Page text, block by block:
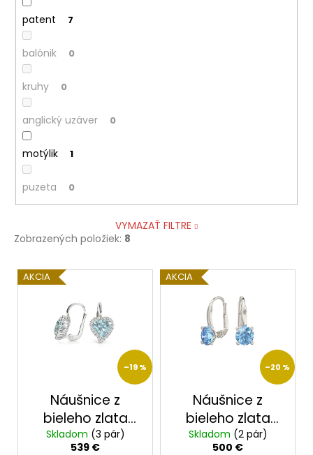
patent 7
balónik 0
kruhy 0
anglický uzáver 0
motýlik 1
puzeta 0
VYMAZAŤ FILTRE
Zobrazených položiek: 8
V
ý
AKCIA
–19 %
Náušnice z
bieleho zlata
23220/B/BX
Skladom (3 pár)
539 €
AKCIA
–20 %
Náušnice z
bieleho zlata
2379/B/B
Skladom (2 pár)
500 €